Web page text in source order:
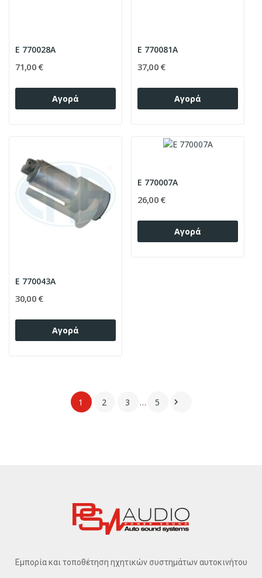
E 770028A
71,00 €
Αγορά
E 770081A
37,00 €
Αγορά
E 770043A
30,00 €
Αγορά
E 770007A
26,00 €
Αγορά
1 2 3 … 5 
Εμπορία και τοποθέτηση ηχητικών συστημάτων αυτοκινήτου